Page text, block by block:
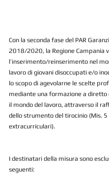
Con la seconda fase del PAR
2018/2020, la Regione Campania
l’inserimento/reinserimento nel
lavoro di giovani disoccupati e/o
lo scopo di agevolarne le scelte
mediante una formazione a diretto
il mondo del lavoro, attraverso il
dello strumento del tirocinio (Mis.
extracurriculari).
I destinatari della misura sono
seguenti: